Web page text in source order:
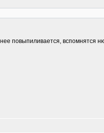
повыпиливается, вспомнятся